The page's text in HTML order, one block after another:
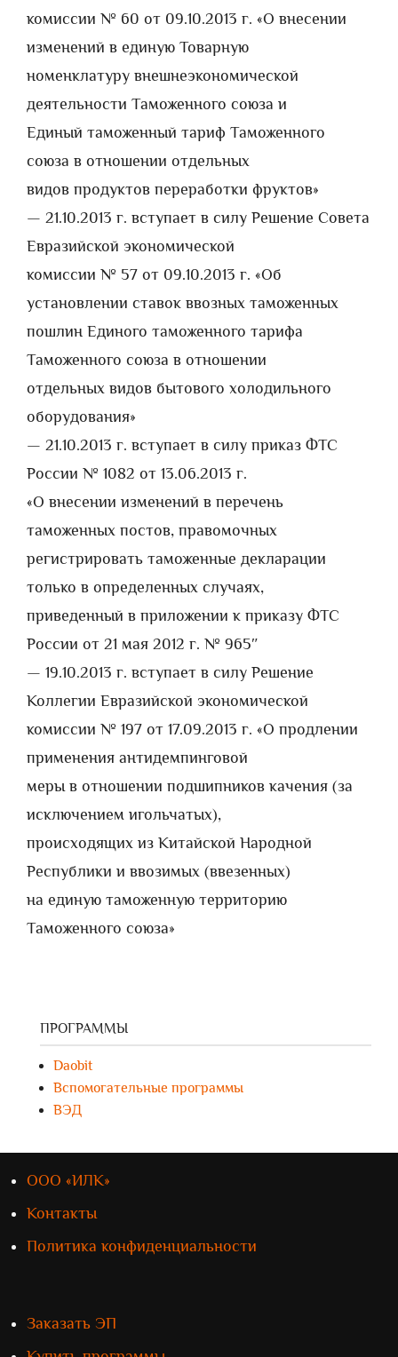
комиссии № 60 от 09.10.2013 г. «О внесении
изменений в единую Товарную
номенклатуру внешнеэкономической
деятельности Таможенного союза и
Единый таможенный тариф Таможенного
союза в отношении отдельных
видов продуктов переработки фруктов»
— 21.10.2013 г. вступает в силу Решение Совета
Евразийской экономической
комиссии № 57 от 09.10.2013 г. «Об
установлении ставок ввозных таможенных
пошлин Единого таможенного тарифа
Таможенного союза в отношении
отдельных видов бытового холодильного
оборудования»
— 21.10.2013 г. вступает в силу приказ ФТС
России № 1082 от 13.06.2013 г.
«О внесении изменений в перечень
таможенных постов, правомочных
регистрировать таможенные декларации
только в определенных случаях,
приведенный в приложении к приказу ФТС
России от 21 мая 2012 г. № 965″
— 19.10.2013 г. вступает в силу Решение
Коллегии Евразийской экономической
комиссии № 197 от 17.09.2013 г. «О продлении
применения антидемпинговой
меры в отношении подшипников качения (за
исключением игольчатых),
происходящих из Китайской Народной
Республики и ввозимых (ввезенных)
на единую таможенную территорию
Таможенного союза»
ПРОГРАММЫ
Daobit
Вспомогательные программы
ВЭД
ООО «ИЛК»
Контакты
Политика конфиденциальности
Заказать ЭП